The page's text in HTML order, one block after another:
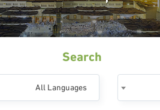
Search
All Languages